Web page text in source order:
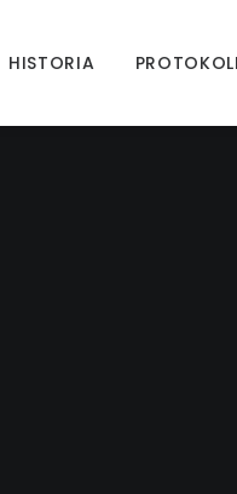
HISTORIA